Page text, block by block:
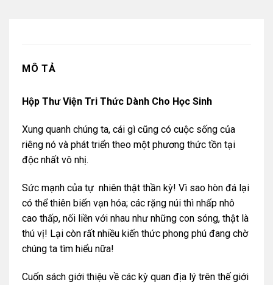
MÔ TẢ
Hộp Thư Viện Tri Thức Dành Cho Học Sinh
Xung quanh chúng ta, cái gì cũng có cuộc sống của
riêng nó và phát triển theo một phương thức tồn tại
độc nhất vô nhị.
Sức mạnh của tự nhiên thật thần kỳ! Vì sao hòn đá lại
có thể thiên biến vạn hóa; các rặng núi thì nhấp nhô
cao thấp, nối liền với nhau như những con sóng, thật là
thú vị! Lại còn rất nhiều kiến thức phong phú đang chờ
chúng ta tìm hiểu nữa!
Cuốn sách giới thiệu về các kỳ quan địa lý trên thế giới